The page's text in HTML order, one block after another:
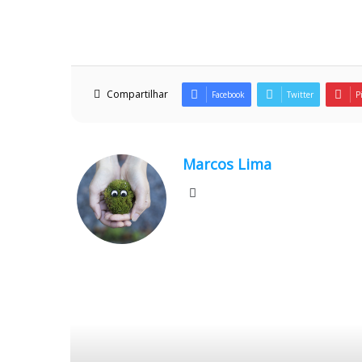
Compartilhar Facebook Twitter
Marcos Lima
Website